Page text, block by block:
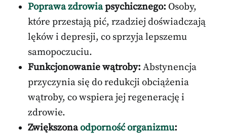
Poprawa zdrowiapsychicznego: Osoby,
które przestają pić, rzadziej doświadczają
lęków i depresji, co sprzyja lepszemu
samopoczuciu.
Funkcjonowanie wątroby: Abstynencja
przyczynia się do redukcji obciążenia
wątroby, co wspiera jej regenerację i
zdrowie.
Zwiększonaodporność organizmu: